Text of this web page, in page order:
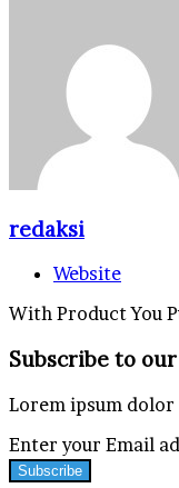
redaksi
Website
With Product You
Subscribe to
Lorem ipsum
Enter your Email